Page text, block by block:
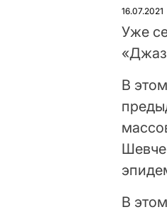
16.07.2021
Уже
«Джаз
В
В